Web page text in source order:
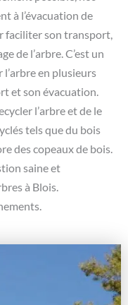
à l’évacuation de
faciliter son transport,
de l’arbre. C’est un
en plusieurs
et son évacuation.
l’arbre et de le
tels que du bois
des copeaux de bois.
saine et
à Blois.